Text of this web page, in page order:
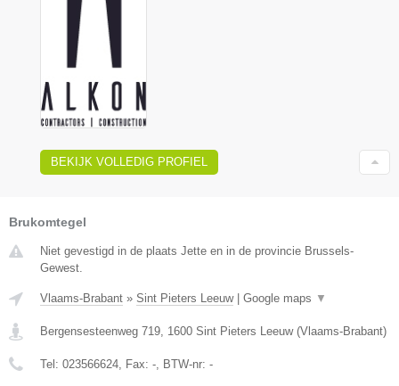
BEKIJK VOLLEDIG PROFIEL
Brukomtegel
Niet gevestigd in de plaats Jette en in de provincie Brussels-
Gewest.
Vlaams-Brabant » Sint Pieters Leeuw| Google maps ▼
Bergensesteenweg 719, 1600 Sint Pieters Leeuw(Vlaams-Brabant)
Tel: 023566624, Fax: -, BTW-nr: -